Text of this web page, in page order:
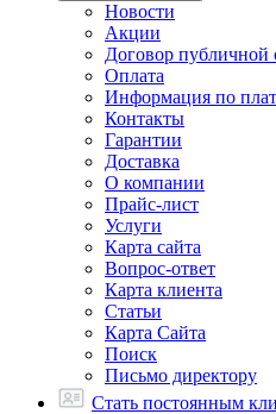
Новости
Акции
Договор публичной
Оплата
Информация по
Контакты
Гарантии
Доставка
О компании
Прайс-лист
Услуги
Карта сайта
Вопрос-ответ
Карта клиента
Статьи
Карта Сайта
Поиск
Письмо директору
Стать постоянным